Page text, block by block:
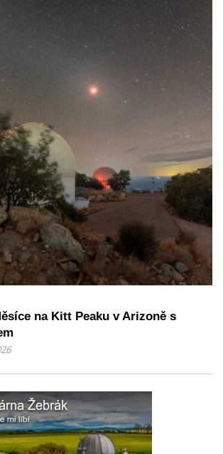
na Kitt Peaku v Arizoně s